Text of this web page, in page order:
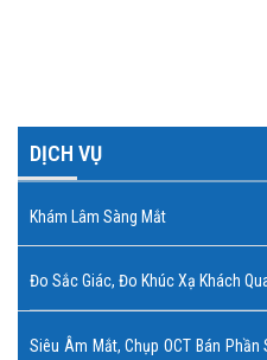
DỊCH VỤ
Khám Lâm Sàng Mắt
Đo Sắc Giác, Đo Khúc Xạ Khách
Siêu Âm Mắt, Chụp OCT Bán